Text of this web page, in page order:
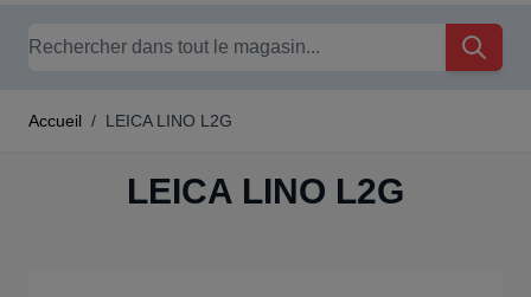
Chercher
Accueil / LEICA LINO L2G
LEICA LINO L2G